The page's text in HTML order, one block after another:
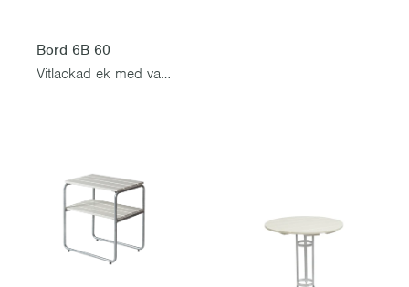
Bord 6B 60
Vitlackad ek med varmförzinkat stativ